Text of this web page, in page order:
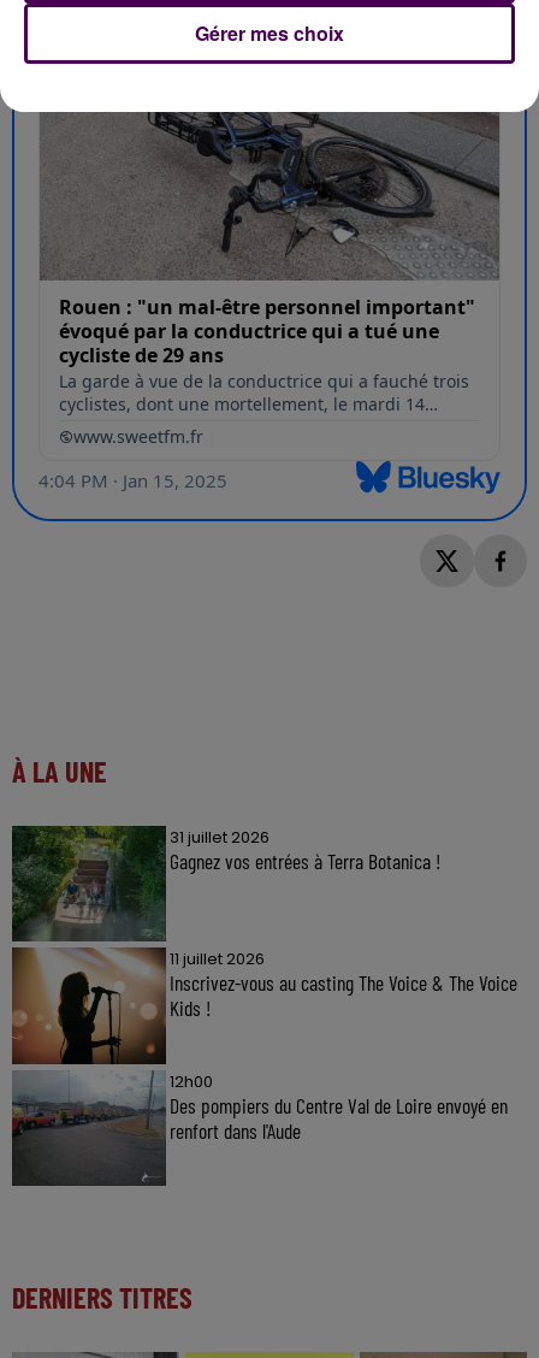
À LA UNE
31 juillet 2026
Gagnez vos entrées à Terra Botanica !
11 juillet 2026
Inscrivez-vous au casting The Voice & The Voice
Kids !
12h00
Des pompiers du Centre Val de Loire envoyé en
renfort dans l'Aude
DERNIERS TITRES
Gérer mes choix